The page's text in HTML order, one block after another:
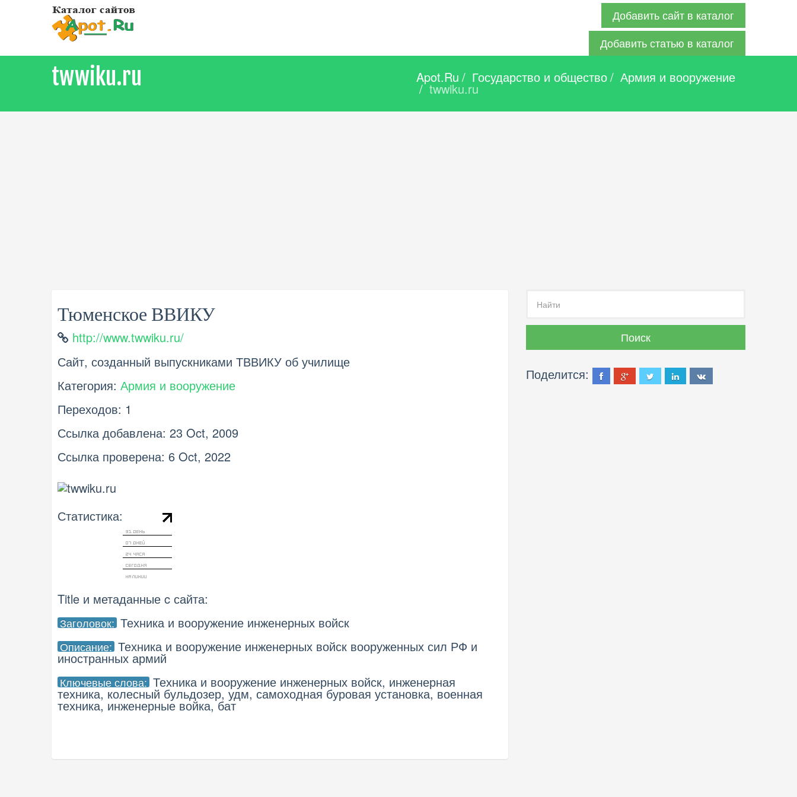
Добавить сайт в каталог
Добавить статью в каталог
twwiku.ru Apot.Ru / Государство и общество/ Армия и вооружение
/ twwiku.ru
Тюменское ВВИКУ
http://www.twwiku.ru/
Сайт, созданный выпускниками ТВВИКУ об училище
Категория: Армия и вооружение
Переходов: 1
Ссылка добавлена: 23 Oct, 2009
Ссылка проверена: 6 Oct, 2022
Статистика:
Title и метаданные c сайта:
Заголовок: Техника и вооружение инженерных войск
Описание: Техника и вооружение инженерных войск вооруженных сил РФ и
иностранных армий
Ключевые слова: Техника и вооружение инженерных войск, инженерная
техника, колесный бульдозер, удм, самоходная буровая установка, военная
техника, инженерные войка, бат
Поделится: